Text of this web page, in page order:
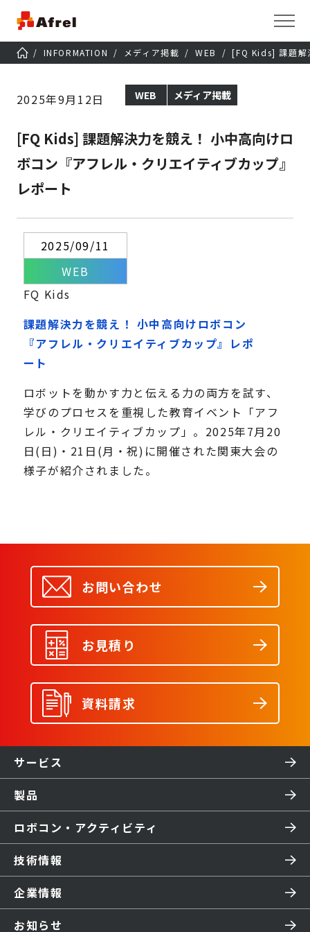
INFORMATION メディア掲載 WEB [FQ Kids] 課題解
2025年9月12日 WEB メディア掲載
[FQ Kids] 課題解決力を競え！ 小中高向けロ
ボコン『アフレル・クリエイティブカップ』
レポート
2025/09/11
WEB
FQ Kids
課題解決力を競え！ 小中高向けロボコン
『アフレル・クリエイティブカップ』レポ
ート
ロボットを動かす力と伝える力の両方を試す、
学びのプロセスを重視した教育イベント「アフ
レル・クリエイティブカップ」。2025年7月20
日(日)・21日(月・祝)に開催された関東大会の
様子が紹介されました。
お問い合わせ
お見積り
資料請求
サービス
製品
ロボコン・アクティビティ
技術情報
企業情報
お知らせ